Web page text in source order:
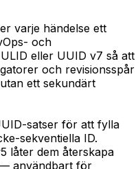
varje händelse ett
och
eller UUID v7 så att
och revisionsspår
ett sekundärt
satser för att fylla
sekventiella ID.
låter dem återskapa
användbart för